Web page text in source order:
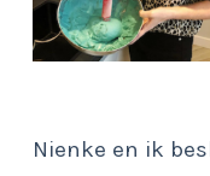
Nienke en ik